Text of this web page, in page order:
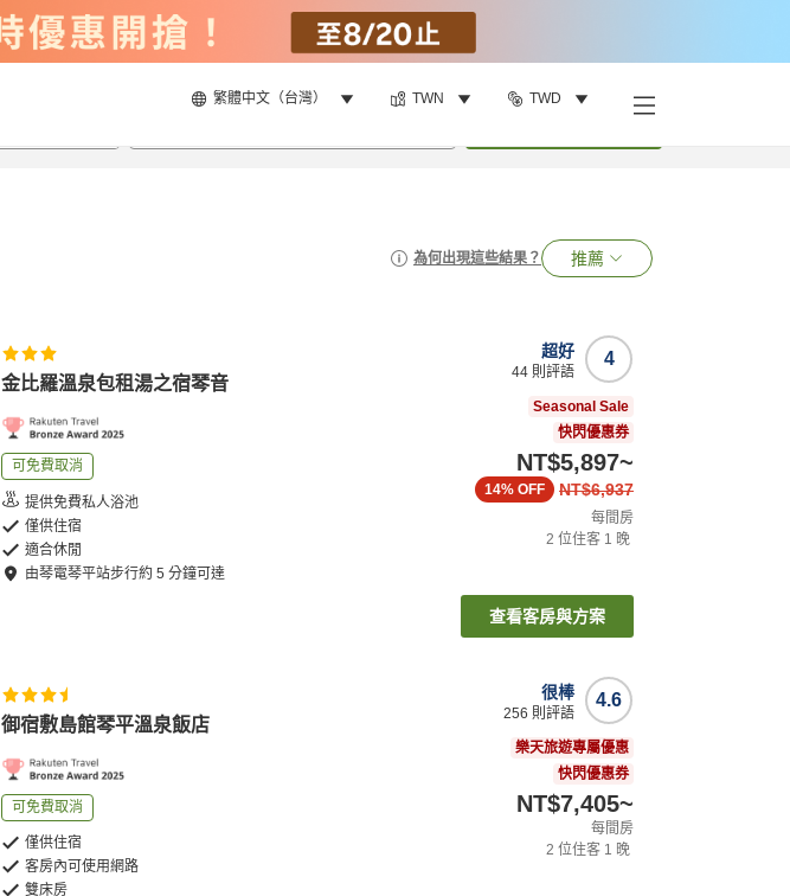
繁體中文（台灣） TWN TWD
為何出現這些結果？ 推薦
金比羅溫泉包租湯之宿琴音
可免費取消
提供免費私人浴池
僅供住宿
適合休閒
由琴電琴平站步行約5 分鐘可達
4
超好
44 則評語
Seasonal Sale
快閃優惠券
NT$5,897~
NT$6,937
14% OFF
每間房
2 位住客 1 晚
查看客房與方案
御宿敷島館琴平溫泉飯店
可免費取消
僅供住宿
客房內可使用網路
雙床房
4.6
很棒
256 則評語
樂天旅遊專屬優惠
快閃優惠券
NT$7,405~
每間房
2 位住客 1 晚